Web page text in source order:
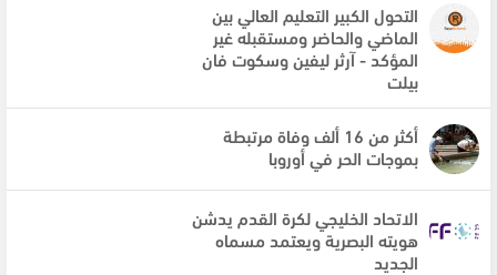
التحول الكبير التعليم العالي بين
الماضي والحاضر ومستقبله غير
المؤكد - آرثر ليفين وسكوت فان
بيلت
أكثر من 16 ألف وفاة مرتبطة
بموجات الحر في أوروبا
الاتحاد الخليجي لكرة القدم يدشن
هويته البصرية ويعتمد مسماه
الجديد